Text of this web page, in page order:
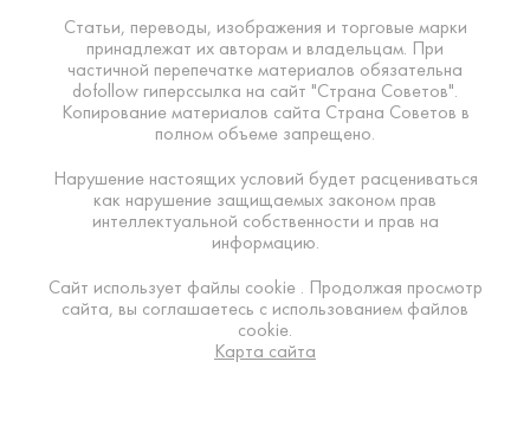
Статьи, переводы, изображения и торговые марки
принадлежат их авторам и владельцам. При
частичной перепечатке материалов обязательна
dofollow гиперссылка на сайт "Страна Советов".
Копирование материалов сайта Страна Советов в
полном объеме запрещено.
Нарушение настоящих условий будет расцениваться
как нарушение защищаемых законом прав
интеллектуальной собственности и прав на
информацию.
Сайт использует файлы cookie . Продолжая просмотр
сайта, вы соглашаетесь с использованием файлов
cookie.
Карта сайта